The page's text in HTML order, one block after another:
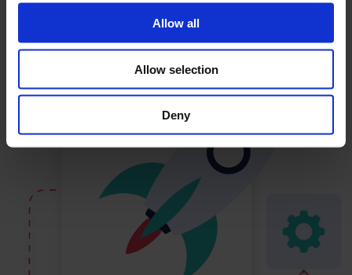
Allow all
Allow selection
Deny